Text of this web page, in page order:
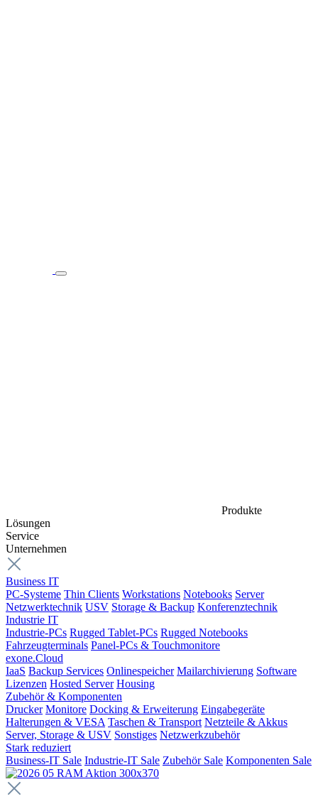
Produkte
Lösungen
Service
Unternehmen
Business IT
PC-Systeme Thin Clients Workstations Notebooks Server
Netzwerktechnik USV Storage & Backup Konferenztechnik
Industrie IT
Industrie-PCs Rugged Tablet-PCs Rugged Notebooks
Fahrzeugterminals Panel-PCs & Touchmonitore
exone.Cloud
IaaS Backup Services Onlinespeicher Mailarchivierung Software
Lizenzen Hosted Server Housing
Zubehör & Komponenten
Drucker Monitore Docking & Erweiterung Eingabegeräte
Halterungen & VESA Taschen & Transport Netzteile & Akkus
Server, Storage & USV Sonstiges Netzwerkzubehör
Stark reduziert
Business-IT Sale Industrie-IT Sale Zubehör Sale Komponenten Sale